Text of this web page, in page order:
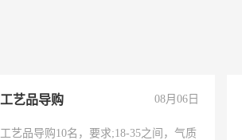
工艺品导购 08月06日
工艺品导购10名，要求;18-35之间，气质